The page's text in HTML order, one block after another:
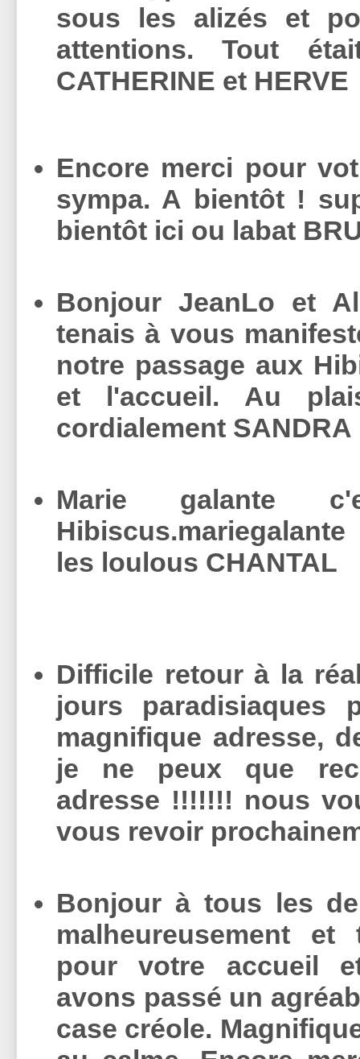
sous les alizés et
attentions. Tout
CATHERINE et HERVE
Encore merci pour
sympa. A bientôt !
bientôt ici ou labat
Bonjour JeanLo et
tenais à vous
notre passage aux
et l'accueil. Au
cordialement SANDRA
Marie galante
les loulous CHANTAL
Difficile retour à la
jours
magnifique adresse,
je ne peux que
adresse !!!!!!! nous
vous revoir
Bonjour à tous les
malheureusement
pour votre accueil
avons passé un
case créole.